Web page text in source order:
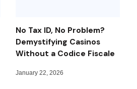
No Tax ID, No Problem?
Demystifying Casinos
Without a Codice Fiscale
January 22, 2026